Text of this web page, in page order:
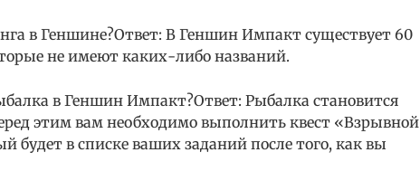
в Геншине?Ответ: В Геншин Импакт существует 60
не имеют каких-либо названий.
в Геншин Импакт?Ответ: Рыбалка становится
этим вам необходимо выполнить квест «Взрывной
будет в списке ваших заданий после того, как вы